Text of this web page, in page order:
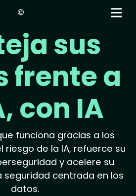
main
contentsus
frente a
con IA
funciona gracias a los
riesgo de la IA, refuerce su
y acelere su
seguridad centrada en los
datos.